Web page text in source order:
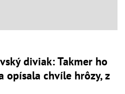
diviak: Takmer ho
opísala chvíle hrôzy, z